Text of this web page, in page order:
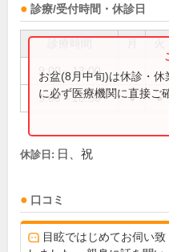
診療/受付時間・休診日
9:00～13:00
9:00～18:30 ● ●
お盆(8月中旬)は休診・
に必ず医療機関に直接ご
休診日: 日、祝
口コミ
目眩ではじめてお伺い致